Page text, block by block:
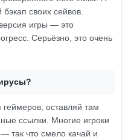
своих сейвов.
игры — это
Серьёзно, это очень
оставляй там
ссылки. Многие игроки
так что смело качай и